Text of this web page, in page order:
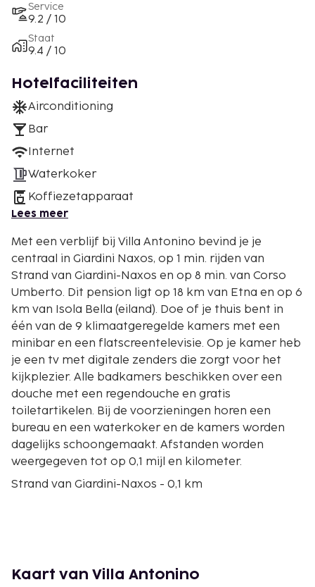
Service
9.2 / 10
Staat
9.4 / 10
Hotelfaciliteiten
Airconditioning
Bar
Internet
Waterkoker
Koffiezetapparaat
Lees meer
Met een verblijf bij Villa Antonino bevind je je
centraal in Giardini Naxos, op 1 min. rijden van
Strand van Giardini-Naxos en op 8 min. van Corso
Umberto. Dit pension ligt op 18 km van Etna en op 6
km van Isola Bella (eiland). Doe of je thuis bent in
één van de 9 klimaatgeregelde kamers met een
minibar en een flatscreentelevisie. Op je kamer heb
je een tv met digitale zenders die zorgt voor het
kijkplezier. Alle badkamers beschikken over een
douche met een regendouche en gratis
toiletartikelen. Bij de voorzieningen horen een
bureau en een waterkoker en de kamers worden
dagelijks schoongemaakt. Afstanden worden
weergegeven tot op 0,1 mijl en kilometer.
Strand van Giardini-Naxos - 0,1 km
Standbeeld 'De Nike' - 0,8 km
Kaart van Villa Antonino